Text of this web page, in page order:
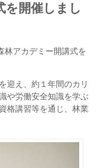
を開催しまし
林アカデミー開講式を
迎え、約１年間のカリ
や労働安全知識を学ぶ
格講習等を通じ、林業